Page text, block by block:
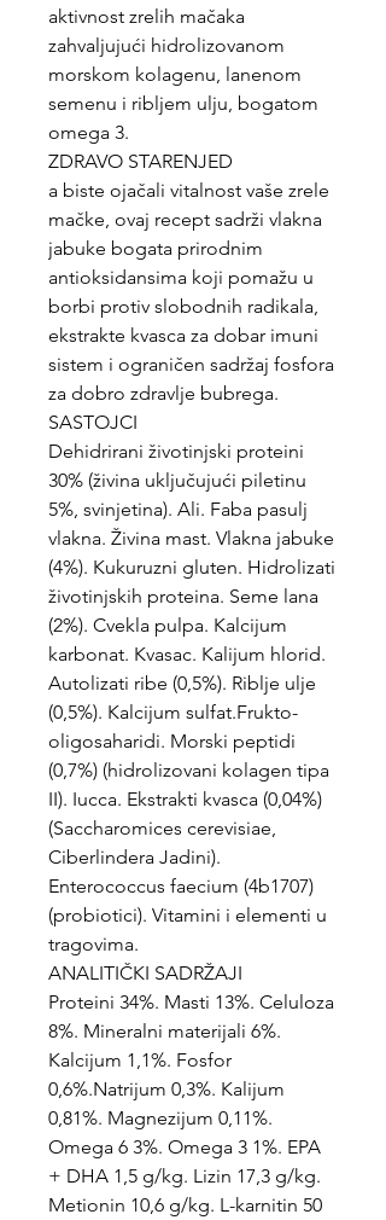
aktivnost zrelih mačaka
zahvaljujući hidrolizovanom
morskom kolagenu, lanenom
semenu i ribljem ulju, bogatom
omega 3.
ZDRAVO STARENJED
a biste ojačali vitalnost vaše zrele
mačke, ovaj recept sadrži vlakna
jabuke bogata prirodnim
antioksidansima koji pomažu u
borbi protiv slobodnih radikala,
ekstrakte kvasca za dobar imuni
sistem i ograničen sadržaj fosfora
za dobro zdravlje bubrega.
SASTOJCI
Dehidrirani životinjski proteini
30% (živina uključujući piletinu
5%, svinjetina). Ali. Faba pasulj
vlakna. Živina mast. Vlakna jabuke
(4%). Kukuruzni gluten. Hidrolizati
životinjskih proteina. Seme lana
(2%). Cvekla pulpa. Kalcijum
karbonat. Kvasac. Kalijum hlorid.
Autolizati ribe (0,5%). Riblje ulje
(0,5%). Kalcijum sulfat.Frukto-
oligosaharidi. Morski peptidi
(0,7%) (hidrolizovani kolagen tipa
II). Iucca. Ekstrakti kvasca (0,04%)
(Saccharomices cerevisiae,
Ciberlindera Jadini).
Enterococcus faecium (4b1707)
(probiotici). Vitamini i elementi u
tragovima.
ANALITIČKI SADRŽAJI
Proteini 34%. Masti 13%. Celuloza
8%. Mineralni materijali 6%.
Kalcijum 1,1%. Fosfor
0,6%.Natrijum 0,3%. Kalijum
0,81%. Magnezijum 0,11%.
Omega 6 3%. Omega 3 1%. EPA
+ DHA 1,5 g/kg. Lizin 17,3 g/kg.
Metionin 10,6 g/kg. L-karnitin 50